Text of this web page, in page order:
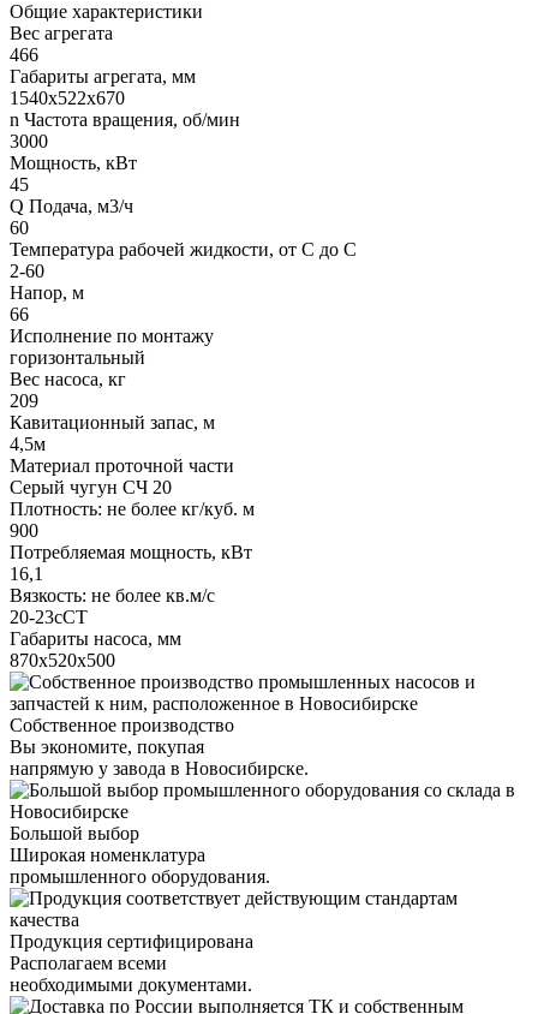
Общие характеристики
Вес агрегата
466
Габариты агрегата, мм
1540х522х670
n Частота вращения, об/мин
3000
Мощность, кВт
45
Q Подача, м3/ч
60
Температура рабочей жидкости, от С до С
2-60
Напор, м
66
Исполнение по монтажу
горизонтальный
Вес насоса, кг
209
Кавитационный запас, м
4,5м
Материал проточной части
Серый чугун СЧ 20
Плотность: не более кг/куб. м
900
Потребляемая мощность, кВт
16,1
Вязкость: не более кв.м/с
20-23сСТ
Габариты насоса, мм
870х520х500
Собственное производство
Вы экономите, покупая
напрямую у завода в Новосибирске.
Большой выбор
Широкая номенклатура
промышленного оборудования.
Продукция сертифицирована
Располагаем всеми
необходимыми документами.